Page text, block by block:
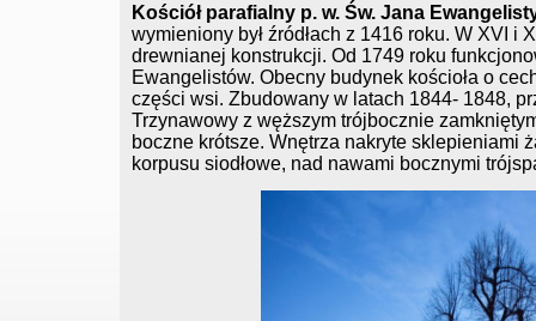
Kościół parafialny p. w. Św. Jana
wymieniony był źródłach z 1416 roku. W XVI
drewnianej konstrukcji. Od 1749 roku
Ewangelistów. Obecny budynek kościoła o
części wsi. Zbudowany w latach 1844- 1848,
Trzynawowy z węższym trójbocznie
boczne krótsze. Wnętrza nakryte sklepieniami
korpusu siodłowe, nad nawami bocznymi